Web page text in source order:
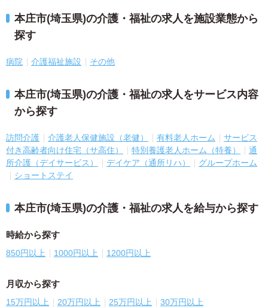
本庄市(埼玉県)の介護・福祉の求人を施設業態から
探す
病院 介護福祉施設 その他
本庄市(埼玉県)の介護・福祉の求人をサービス内容
から探す
訪問介護 介護老人保健施設（老健） 有料老人ホーム
サービス
付き高齢者向け住宅（サ高住）
特別養護老人ホーム（特養）
通
所介護（デイサービス）
デイケア（通所リハ）
グループホーム
ショートステイ
本庄市(埼玉県)の介護・福祉の求人を給与から探す
時給から探す
850円以上 1000円以上 1200円以上
月収から探す
15万円以上 20万円以上 25万円以上 30万円以上